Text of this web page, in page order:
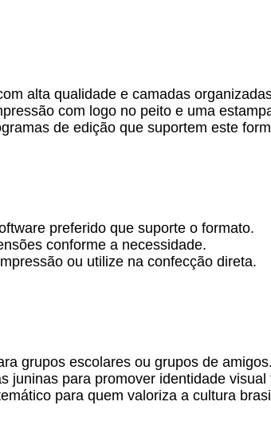
alta qualidade e camadas
com logo no peito e uma
de edição que suportem este
preferido que suporte o formato.
conforme a necessidade.
ou utilize na confecção direta.
grupos escolares ou grupos de amigos.
juninas para promover identidade visual
para quem valoriza a cultura